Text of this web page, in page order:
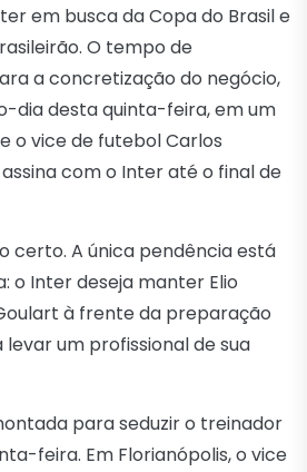
em busca da Copa do Brasil e
O tempo de
a concretização do negócio,
dia desta quinta-feira, em um
o vice de futebol Carlos
com o Inter até o final de
certo. A única pendência está
o Inter deseja manter Elio
à frente da preparação
levar um profissional de sua
para seduzir o treinador
feira. Em Florianópolis, o vice